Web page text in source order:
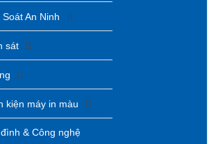
An Ninh
sát
kiện máy in màu
& Công nghệ